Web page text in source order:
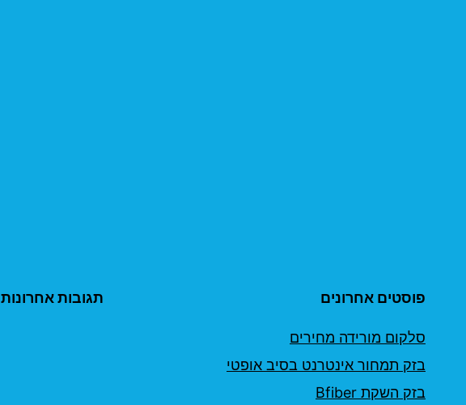
פוסטים אחרונים
סלקום מורידה מחירים
בזק תמחור אינטרנט בסיב אופטי
בזק השקת Bfiber
תגובות אחרונות